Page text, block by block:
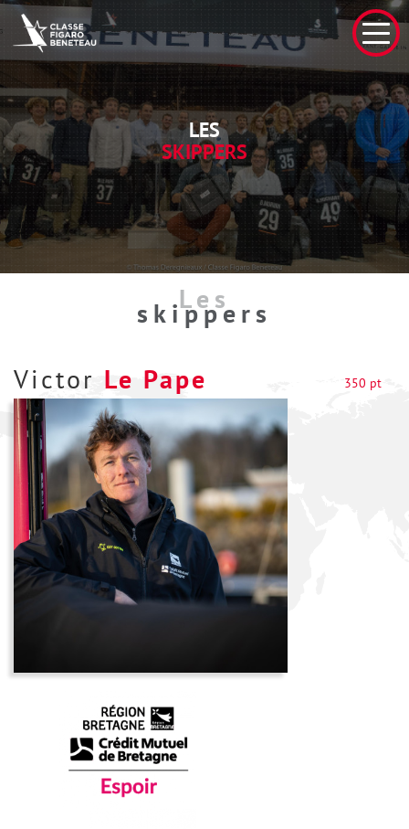
LES
SKIPPERS
Les
skippers
Victor Le Pape 350 pt